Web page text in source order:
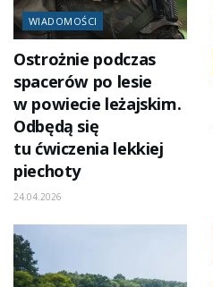
WIADOMOŚCI
Ostrożnie podczas
spacerów po lesie
w powiecie leżajskim.
Odbędą się
tu ćwiczenia lekkiej
piechoty
24.04.2026